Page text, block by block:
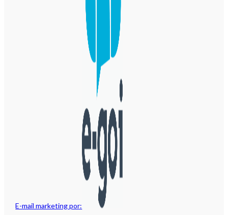
E-mail marketing por: